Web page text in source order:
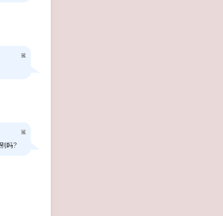
鲨
鲨
吗？